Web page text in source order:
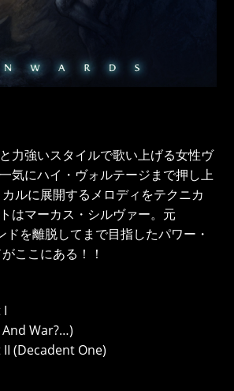
力強いスタイルで歌い上げる女性ヴ
気にハイ・ヴォルテージまで押し上
ルに展開するメロディをテクニカ
はマーカス・シルヴァー。元
ドを離脱してまで目指したパワー・
ここにある！！
And War?…)
(Decadent One)